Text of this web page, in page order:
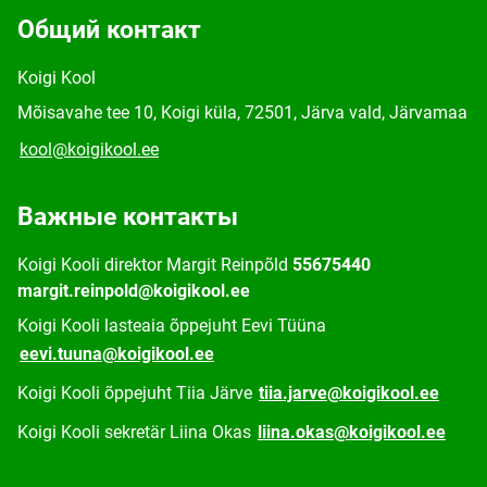
Общий контакт
Koigi Kool
Mõisavahe tee 10, Koigi küla, 72501, Järva vald, Järvamaa
kool@koigikool.ee
Важные контакты
Koigi Kooli direktor Margit Reinpõld 55675440
margit.reinpold@koigikool.ee
Koigi Kooli lasteaia õppejuht Eevi Tüüna
eevi.tuuna@koigikool.ee
Koigi Kooli õppejuht Tiia Järve tiia.jarve@koigikool.ee
Koigi Kooli sekretär Liina Okas liina.okas@koigikool.ee